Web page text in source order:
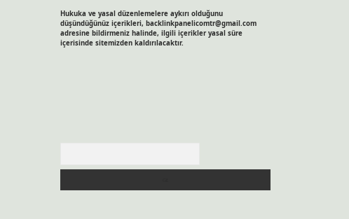
Hukuka ve yasal düzenlemelere aykırı olduğunu
düşündüğünüz içerikleri, backlinkpanelicomtr@gmail.com
adresine bildirmeniz halinde, ilgili içerikler yasal süre
içerisinde sitemizden kaldırılacaktır.